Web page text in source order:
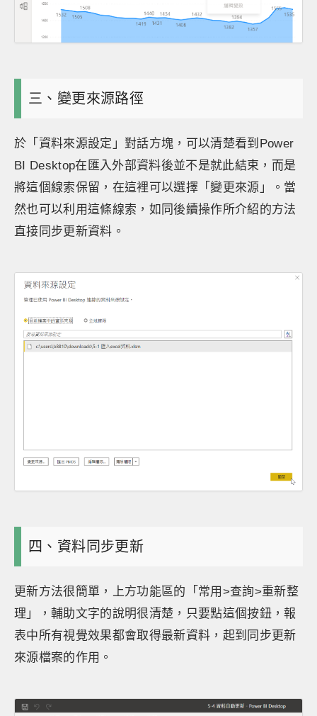
三、變更來源路徑
於「資料來源設定」對話方塊，可以清楚看到Power
BI Desktop在匯入外部資料後並不是就此結束，而是
將這個線索保留，在這裡可以選擇「變更來源」。當
然也可以利用這條線索，如同後續操作所介紹的方法
直接同步更新資料。
四、資料同步更新
更新方法很簡單，上方功能區的「常用>查詢>重新整
理」，輔助文字的說明很清楚，只要點這個按鈕，報
表中所有視覺效果都會取得最新資料，起到同步更新
來源檔案的作用。